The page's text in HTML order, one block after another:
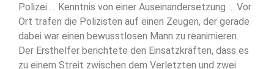
Polizei … Kenntnis von einer Auseinandersetzung … Vor
Ort trafen die Polizisten auf einen Zeugen, der gerade
dabei war einen bewusstlosen Mann zu reanimieren.
Der Ersthelfer berichtete den Einsatzkräften, dass es
zu einem Streit zwischen dem Verletzten und zwei